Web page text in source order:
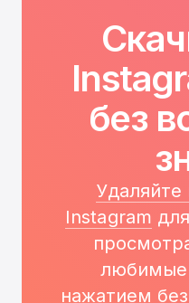
без
Удаляйте
Instagram
любимые
нажатием